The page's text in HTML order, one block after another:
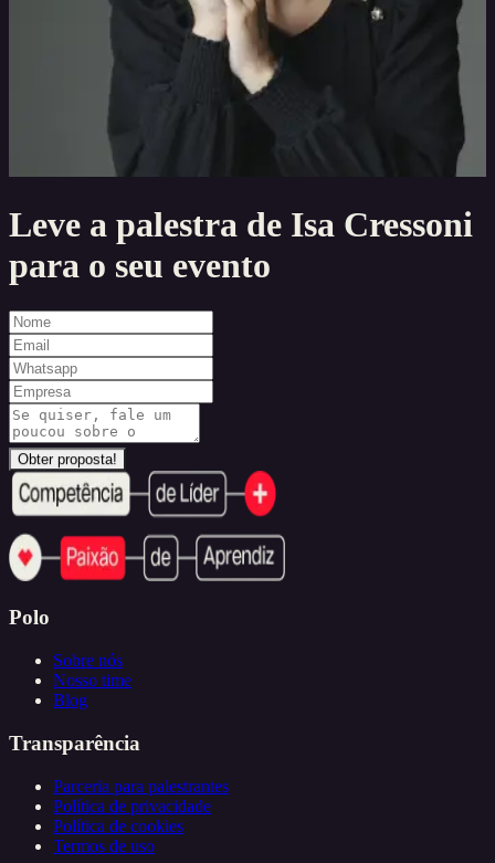
Leve a palestra de Isa Cressoni
para o seu evento
Obter proposta!
Polo
Sobre nós
Nosso time
Blog
Transparência
Parceria para palestrantes
Política de privacidade
Política de cookies
Termos de uso